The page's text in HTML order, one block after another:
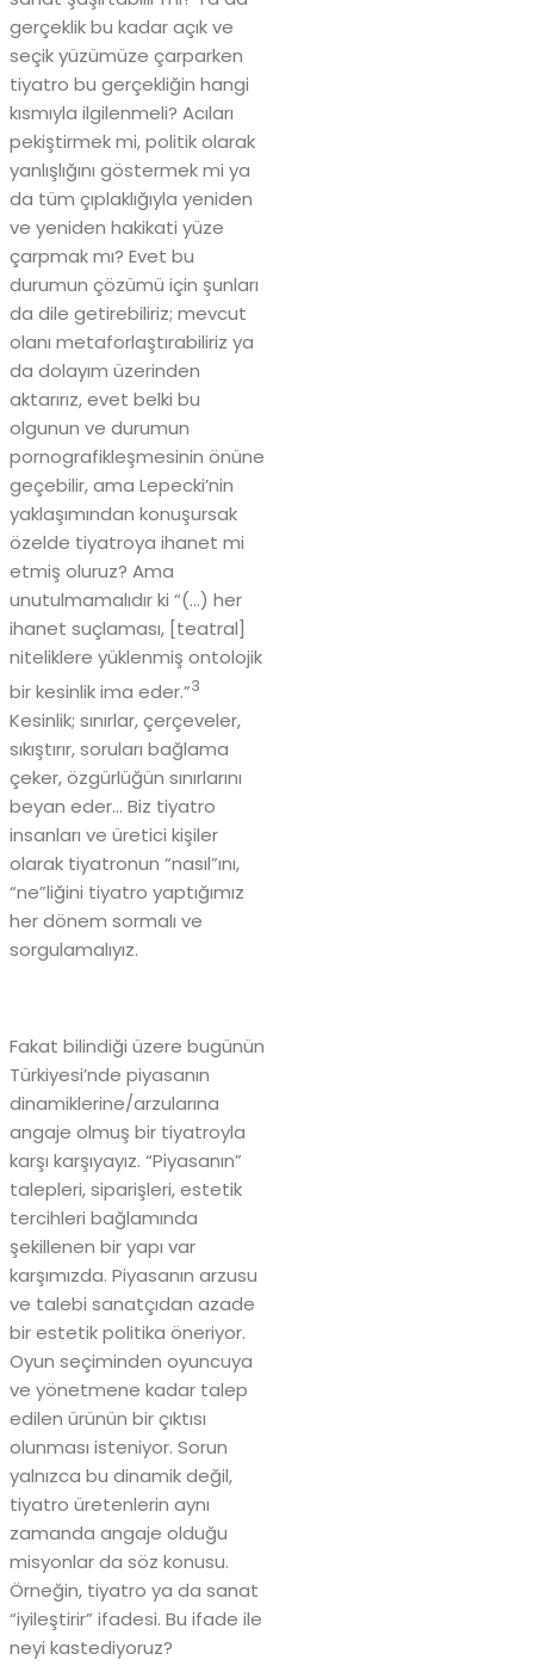
gerçeklik bu kadar açık ve
seçik yüzümüze çarparken
tiyatro bu gerçekliğin hangi
kısmıyla ilgilenmeli? Acıları
pekiştirmek mi, politik olarak
yanlışlığını göstermek mi ya
da tüm çıplaklığıyla yeniden
ve yeniden hakikati yüze
çarpmak mı? Evet bu
durumun çözümü için şunları
da dile getirebiliriz; mevcut
olanı metaforlaştırabiliriz ya
da dolayım üzerinden
aktarırız, evet belki bu
olgunun ve durumun
pornografikleşmesinin önüne
geçebilir, ama Lepecki’nin
yaklaşımından konuşursak
özelde tiyatroya ihanet mi
etmiş oluruz? Ama
unutulmamalıdır ki “(…) her
ihanet suçlaması, [teatral]
niteliklere yüklenmiş ontolojik
bir kesinlik ima eder.”3
Kesinlik; sınırlar, çerçeveler,
sıkıştırır, soruları bağlama
çeker, özgürlüğün sınırlarını
beyan eder… Biz tiyatro
insanları ve üretici kişiler
olarak tiyatronun “nasıl”ını,
“ne”liğini tiyatro yaptığımız
her dönem sormalı ve
sorgulamalıyız.
Fakat bilindiği üzere bugünün
Türkiyesi’nde piyasanın
dinamiklerine/arzularına
angaje olmuş bir tiyatroyla
karşı karşıyayız. “Piyasanın”
talepleri, siparişleri, estetik
tercihleri bağlamında
şekillenen bir yapı var
karşımızda. Piyasanın arzusu
ve talebi sanatçıdan azade
bir estetik politika öneriyor.
Oyun seçiminden oyuncuya
ve yönetmene kadar talep
edilen ürünün bir çıktısı
olunması isteniyor. Sorun
yalnızca bu dinamik değil,
tiyatro üretenlerin aynı
zamanda angaje olduğu
misyonlar da söz konusu.
Örneğin, tiyatro ya da sanat
“iyileştirir” ifadesi. Bu ifade ile
neyi kastediyoruz?